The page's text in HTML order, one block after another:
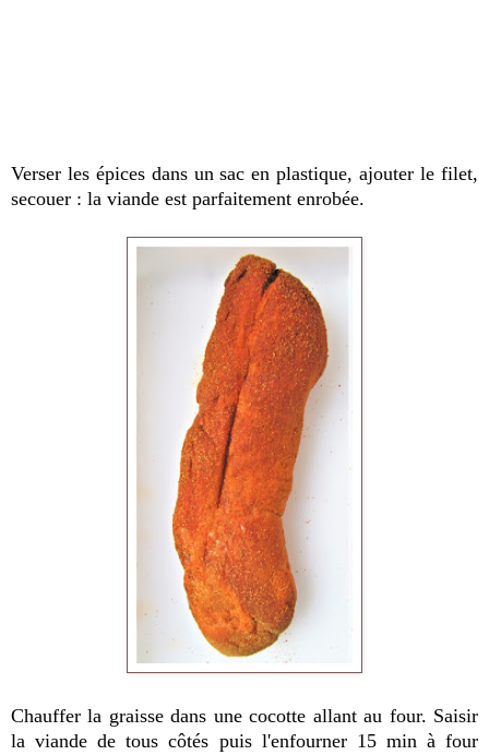
Verser les épices dans un sac en plastique, ajouter le filet,
secouer : la viande est parfaitement enrobée.
Chauffer la graisse dans une cocotte allant au four. Saisir
la viande de tous côtés puis l'enfourner 15 min à four